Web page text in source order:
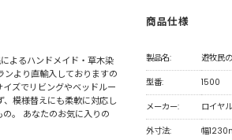
よるハンドメイド・草木染
より直輸入しておりますの
ズでリビングやベッドルー
模様替えにも柔軟に対応し
。 あなたのお気に入りの
商品仕様
製品名: 遊牧民
型番: 1500
メーカー: ロイヤ
外寸法: 幅